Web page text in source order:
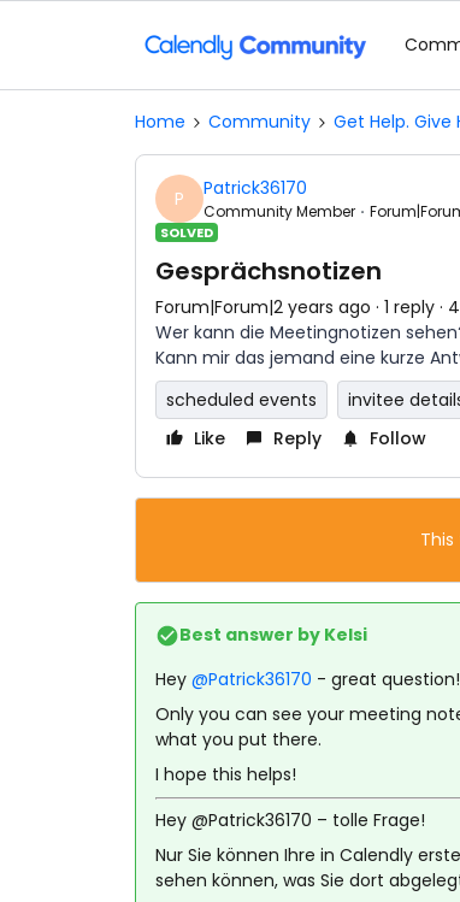
Home Community Get Help. Give
P Patrick36170
Community Member
SOLVED
Gesprächsnotizen
Forum|Forum|2 years ago 1 reply
Wer kann die Meetingnotizen
Kann mir das jemand eine kurze
scheduled events
invitee
Like
Reply Follow
Best answer by Kelsi
Hey @Patrick36170 - great question!
Only you can see your meeting
what you put there.
I hope this helps!
Hey @Patrick36170 – tolle Frage!
Nur Sie können Ihre in Calendly
sehen können, was Sie dort